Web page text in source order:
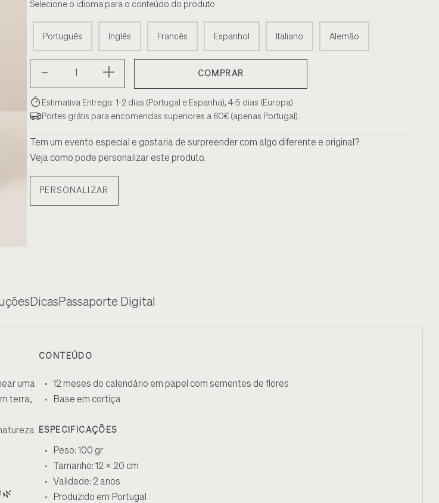
Selecione o idioma para o conteúdo do produto
Português Inglês Francês Espanhol Italiano Alemão
- + COMPRAR
Estimativa Entrega: 1-2 dias (Portugal e Espanha), 4-5 dias (Europa)
Portes grátis para encomendas superiores a 60€ (apenas Portugal).
Tem um evento especial e gostaria de surpreender com algo diferente e original?
Veja como pode personalizar este produto.
PERSONALIZAR
Dicas Passaporte Digital
uma
terra,
CONTEÚDO
12 meses do calendário em papel com sementes de flores
Base em cortiça
ESPECIFICAÇÕES
Peso: 100 gr
Tamanho: 12 x 20 cm
Validade: 2 anos
Produzido em Portugal